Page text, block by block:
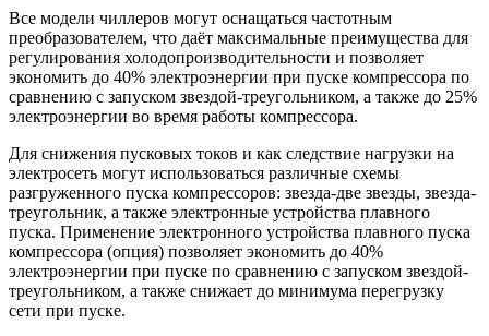
Все модели чиллеров могут оснащаться частотным
преобразователем, что даёт максимальные преимущества для
регулирования холодопроизводительности и позволяет
экономить до 40% электроэнергии при пуске компрессора по
сравнению с запуском звездой-треугольником, а также до 25%
электроэнергии во время работы компрессора.
Для снижения пусковых токов и как следствие нагрузки на
электросеть могут использоваться различные схемы
разгруженного пуска компрессоров: звезда-две звезды, звезда-
треугольник, а также электронные устройства плавного
пуска. Применение электронного устройства плавного пуска
компрессора (опция) позволяет экономить до 40%
электроэнергии при пуске по сравнению с запуском звездой-
треугольником, а также снижает до минимума перегрузку
сети при пуске.